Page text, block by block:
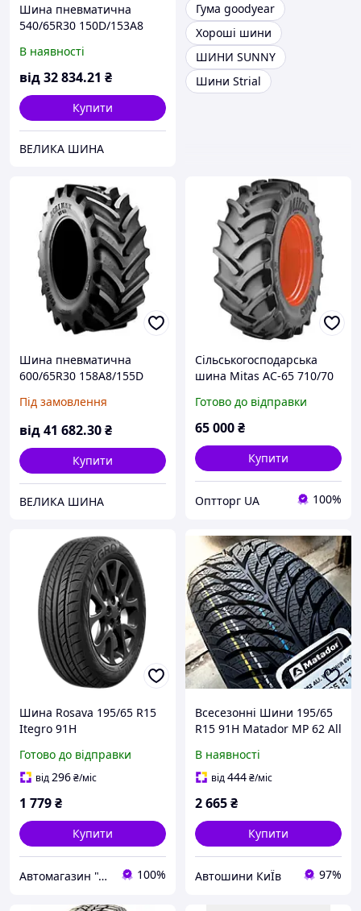
Шина пневматична
540/65R30 150D/153A8
15727120
В наявності
від32 834.21 ₴
Купити
ВЕЛИКА ШИНА
Гума goodyear
Хороші шини
ШИНИ SUNNY
Шини Strial
Шина пневматична
600/65R30 158A8/155D
15727123
Під замовлення
від41 682.30₴
Купити
ВЕЛИКА ШИНА
Сільськогосподарська
шина Mitas AC-65 710/70
Готово до відправки
65 000₴
Купити
Оптторг UA 100%
Шина Rosava 195/65 R15
Itegro 91H
Готово до відправки
від296₴/міс
1 779₴
Купити
Автомагазин "Діксон" 100%
Всесезонні Шини 195/65
R15 91H Matador MP 62 All
В наявності
від444₴/міс
2 665₴
Купити
Автошини КиЇв 97%